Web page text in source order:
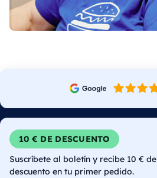
10 € DE DESCUENTO
Suscríbete al boletín y recibe 10 € de
descuento en tu primer pedido.